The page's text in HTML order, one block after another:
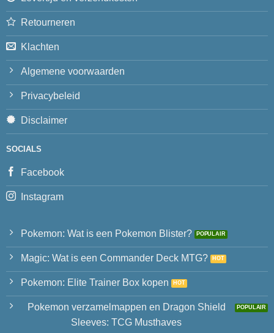
Retourneren
Klachten
Algemene voorwaarden
Privacybeleid
Disclaimer
SOCIALS
Facebook
Instagram
Pokemon: Wat is een Pokemon Blister?
Magic: Wat is een Commander Deck MTG?
Pokemon: Elite Trainer Box kopen
Pokemon verzamelmappen en Dragon Shield
Sleeves: TCG Musthaves